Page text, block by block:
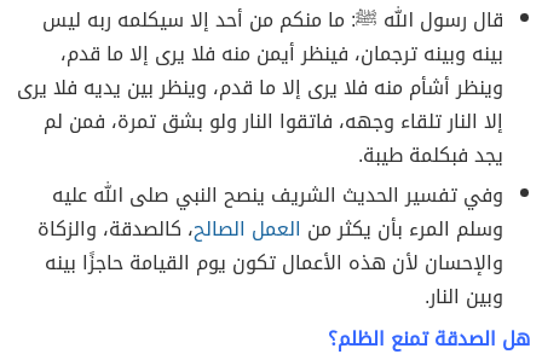
قال رسول الله ﷺ: ما منكم من أحد إلا سيكلمه ربه ليس
بينه وبينه ترجمان، فينظر أيمن منه فلا يرى إلا ما قدم،
وينظر أشأم منه فلا يرى إلا ما قدم، وينظر بين يديه فلا يرى
إلا النار تلقاء وجهه، فاتقوا النار ولو بشق تمرة، فمن لم
يجد فبكلمة طيبة.
وفي تفسير الحديث الشريف ينصح النبي صلى الله عليه
وسلم المرء بأن يكثر من العمل الصالح، كالصدقة، والزكاة
والإحسان لأن هذه الأعمال تكون يوم القيامة حاجزًا بينه
وبين النار.
هل الصدقة تمنع الظلم؟